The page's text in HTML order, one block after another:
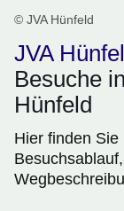
© JVA Hünfeld
JVA
Besuche
Hünfeld
Hier finden